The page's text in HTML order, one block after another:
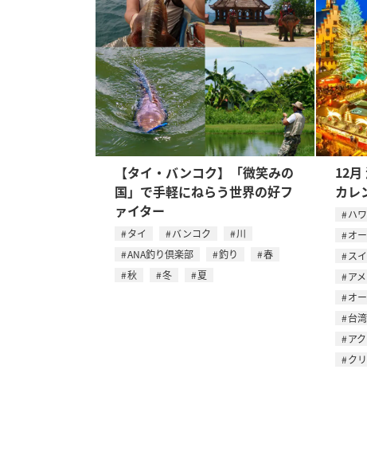
【タイ・バンコク】「微笑みの
国」で手軽にねらう世界の好フ
ァイター
タイ バンコク
川
ANA釣り倶楽部
釣り
春
秋
冬 夏
12月
カレ
ハ
オ
ス
ア
オ
台湾
ア
ク